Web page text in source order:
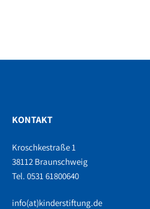
KONTAKT
Kroschkestraße 1
38112 Braunschweig
Tel. 0531 61800640
info(at)kinderstiftung.de